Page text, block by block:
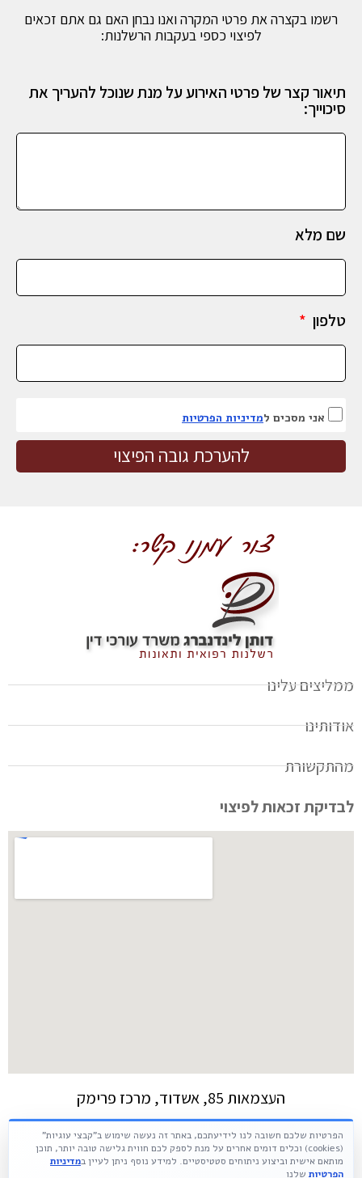
רשמו בקצרה את פרטי המקרה ואנו נבחן האם גם אתם זכאים
לפיצוי כספי בעקבות הרשלנות:
תיאור קצר של פרטי האירוע על מנת שנוכל להעריך את
סיכוייך:
שם מלא
טלפון
אני מסכים למדיניות הפרטיות
להערכת גובה הפיצוי
ממליצים עלינו
אודותינו
מהתקשורת
לבדיקת זכאות לפיצוי
העצמאות 85, אשדוד, מרכז פרימק
הפרטיות שלכם חשובה לנו לידיעתכם, באתר זה נעשה שימוש ב"קבצי עוגיות"
(cookies) וכלים דומים אחרים על מנת לספק לכם חווית גלישה טובה יותר, תוכן
מותאם אישית וביצוע ניתוחים סטטיסטיים. למידע נוסף ניתן לעיין במדיניות
הפרטיות שלנו